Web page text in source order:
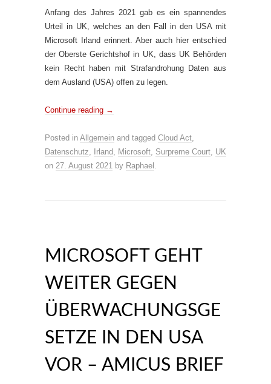
Anfang des Jahres 2021 gab es ein spannendes
Urteil in UK, welches an den Fall in den USA mit
Microsoft Irland erinnert. Aber auch hier entschied
der Oberste Gerichtshof in UK, dass UK Behörden
kein Recht haben mit Strafandrohung Daten aus
dem Ausland (USA) offen zu legen.
Continue reading →
Posted in Allgemein and tagged Cloud Act,
Datenschutz, Irland, Microsoft, Surpreme Court, UK
on 27. August 2021 by Raphael .
MICROSOFT GEHT
WEITER GEGEN
ÜBERWACHUNGSGE
SETZE IN DEN USA
VOR – AMICUS BRIEF